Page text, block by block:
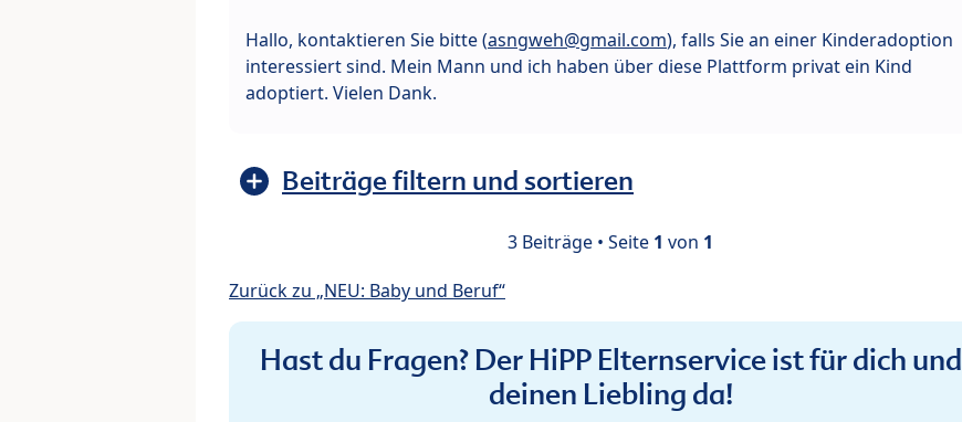
Hallo, kontaktieren Sie bitte (asngweh@gmail.com), falls Sie an einer Kinderadoption
interessiert sind. Mein Mann und ich haben über diese Plattform privat ein Kind
adoptiert. Vielen Dank.
Beiträge filtern und sortieren
3 Beiträge • Seite 1 von 1
Zurück zu „NEU: Baby und Beruf“
Hast du Fragen? Der HiPP Elternservice ist für dich und
deinen Liebling da!